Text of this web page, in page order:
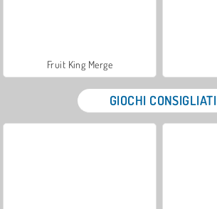
Fruit King Merge
GIOCHI CONSIGLIATI